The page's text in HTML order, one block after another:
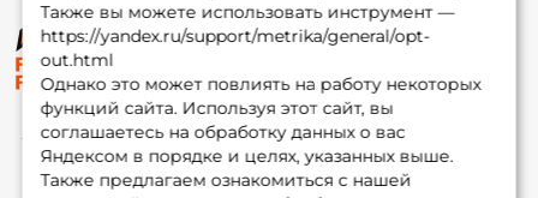
Также вы можете использовать инструмент —
https://yandex.ru/support/metrika/general/opt-
out.html
Однако это может повлиять на работу некоторых
функций сайта. Используя этот сайт, вы
соглашаетесь на обработку данных о вас
Яндексом в порядке и целях, указанных выше.
Также предлагаем ознакомиться с нашей
© ФоксФишинг, 2009-2026